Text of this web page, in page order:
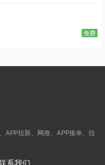
免费
APP拉新、网推、APP接单、拉
系我们